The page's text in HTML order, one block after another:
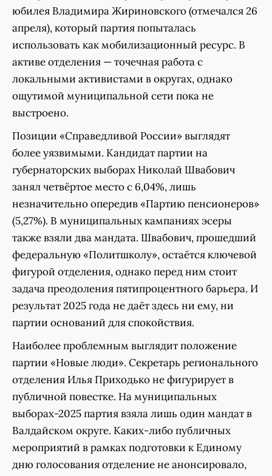
юбилея Владимира Жириновского (отмечался 26
апреля), который партия попыталась
использовать как мобилизационный ресурс. В
активе отделения — точечная работа с
локальными активистами в округах, однако
ощутимой муниципальной сети пока не
выстроено.
Позиции «Справедливой России» выглядят
более уязвимыми. Кандидат партии на
губернаторских выборах Николай Швабович
занял четвёртое место с 6,04%, лишь
незначительно опередив «Партию пенсионеров»
(5,27%). В муниципальных кампаниях эсеры
также взяли два мандата. Швабович, прошедший
федеральную «Политшколу», остаётся ключевой
фигурой отделения, однако перед ним стоит
задача преодоления пятипроцентного барьера. И
результат 2025 года не даёт здесь ни ему, ни
партии оснований для спокойствия.
Наиболее проблемным выглядит положение
партии «Новые люди». Секретарь регионального
отделения Илья Приходько не фигурирует в
публичной повестке. На муниципальных
выборах-2025 партия взяла лишь один мандат в
Валдайском округе. Каких-либо публичных
мероприятий в рамках подготовки к Единому
дню голосования отделение не анонсировало,